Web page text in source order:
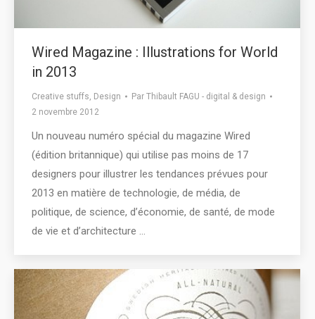
Wired Magazine : Illustrations for World
in 2013
Creative stuffs Design Par Thibault FAGU - digital & design
2 novembre 2012
Un nouveau numéro spécial du magazine Wired
(édition britannique) qui utilise pas moins de 17
designers pour illustrer les tendances prévues pour
2013 en matière de technologie, de média, de
politique, de science, d’économie, de santé, de mode
de vie et d’architecture …